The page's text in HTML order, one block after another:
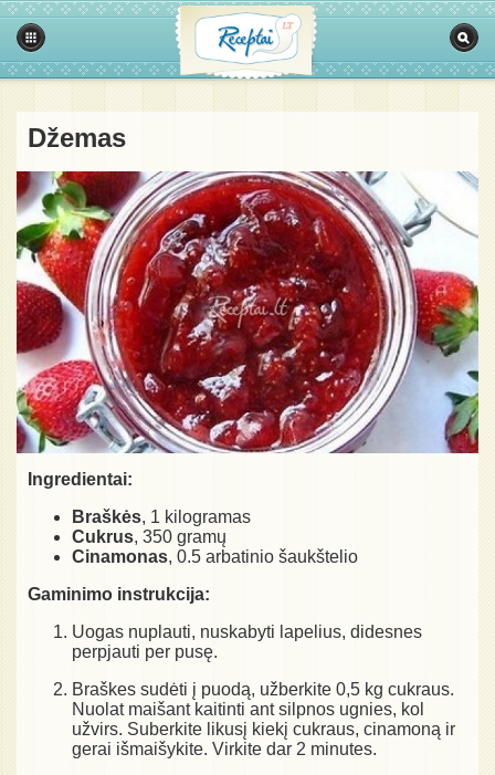
Džemas
Ingredientai:
Braškės, 1 kilogramas
Cukrus, 350 gramų
Cinamonas, 0.5 arbatinio šaukštelio
Gaminimo instrukcija:
Uogas nuplauti, nuskabyti lapelius, didesnes
perpjauti per pusę.
Braškes sudėti į puodą, užberkite 0,5 kg cukraus.
Nuolat maišant kaitinti ant silpnos ugnies, kol
užvirs. Suberkite likusį kiekį cukraus, cinamoną ir
gerai išmaišykite. Virkite dar 2 minutes.